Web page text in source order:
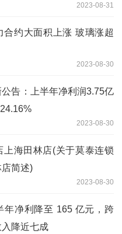
2023-08-31
合约大面积上涨 玻璃涨超
2023-08-30
告：上半年净利润3.75亿
2023-08-30
上海田林店(关于莫泰连锁
简述)
2023-08-30
年净利降至 165 亿元，跨
降近七成